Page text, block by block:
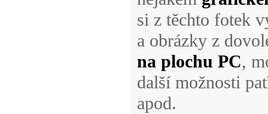
si z těchto fotek
a obrázky z
na plochu PC,
další možnosti
apod.